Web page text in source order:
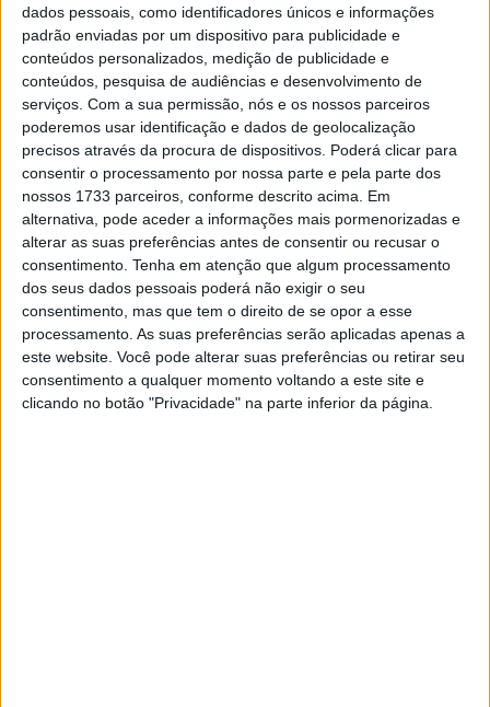
dados pessoais, como identificadores únicos e informações
padrão enviadas por um dispositivo para publicidade e
conteúdos personalizados, medição de publicidade e
conteúdos, pesquisa de audiências e desenvolvimento de
serviços. Com a sua permissão, nós e os nossos parceiros
poderemos usar identificação e dados de geolocalização
precisos através da procura de dispositivos. Poderá clicar para
consentir o processamento por nossa parte e pela parte dos
nossos 1733 parceiros, conforme descrito acima. Em
alternativa, pode aceder a informações mais pormenorizadas e
alterar as suas preferências antes de consentir ou recusar o
consentimento. Tenha em atenção que algum processamento
dos seus dados pessoais poderá não exigir o seu
consentimento, mas que tem o direito de se opor a esse
processamento. As suas preferências serão aplicadas apenas a
este website. Você pode alterar suas preferências ou retirar seu
consentimento a qualquer momento voltando a este site e
clicando no botão "Privacidade" na parte inferior da página.
entre os três primeiros classificados, Francesco Bagnaia,
Jorge Martín e Marc Márquez.
Silverstone é conhecido por ser um dos circuitos mais
desafiantes do calendário, com uma mistura de curvas
rápidas e secções técnicas que testam ao máximo as
capacidades dos pilotos e o desempenho das motos. A
pista de 5,9 km, uma das mais longas do campeonato,
oferece inúmeras oportunidades de ultrapassagem,
tornando cada corrida imprevisível e cheia de adrenalina.
Mais uma vez, espera-se que Silverstone ofereça uma
corrida emocionante do início ao fim.
Os principais candidatos ao título estão prontos para
retomar a sua batalha, com Francesco Bagnaia a liderar
o campeonato, seguido de perto por Jorge Martín e Marc